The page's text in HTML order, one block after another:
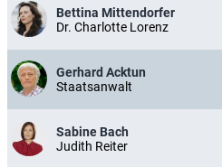
Bettina Mittendorfer
Dr. Charlotte Lorenz
Gerhard Acktun
Staatsanwalt
Sabine Bach
Judith Reiter